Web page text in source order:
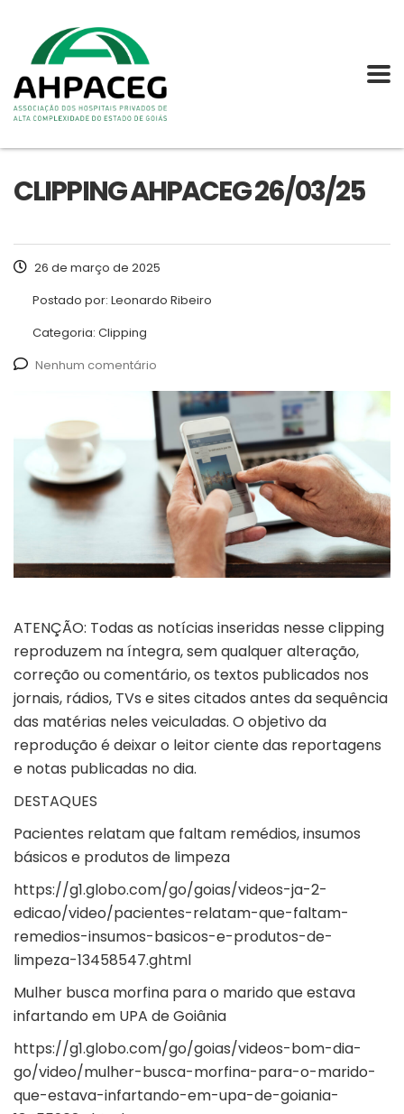
CLIPPING AHPACEG 26/03/25
26 de março de 2025
Postado por: Leonardo Ribeiro
Categoria: Clipping
Nenhum comentário
ATENÇÃO: Todas as notícias inseridas nesse clipping
reproduzem na íntegra, sem qualquer alteração,
correção ou comentário, os textos publicados nos
jornais, rádios, TVs e sites citados antes da sequência
das matérias neles veiculadas. O objetivo da
reprodução é deixar o leitor ciente das reportagens
e notas publicadas no dia.
DESTAQUES
Pacientes relatam que faltam remédios, insumos
básicos e produtos de limpeza
https://g1.globo.com/go/goias/videos-ja-2-
edicao/video/pacientes-relatam-que-faltam-
remedios-insumos-basicos-e-produtos-de-
limpeza-13458547.ghtml
Mulher busca morfina para o marido que estava
infartando em UPA de Goiânia
https://g1.globo.com/go/goias/videos-bom-dia-
go/video/mulher-busca-morfina-para-o-marido-
que-estava-infartando-em-upa-de-goiania-